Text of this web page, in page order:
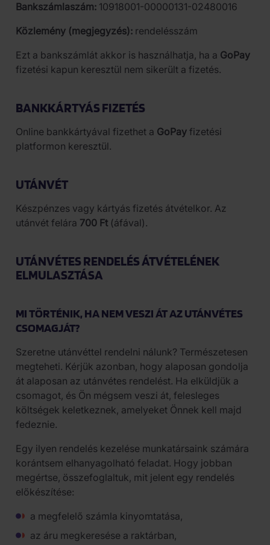
Bankszámlaszám: 10918001-00000131-02480016
Közlemény (megjegyzés): rendelésszám
Ezt a bankszámlát akkor is használhatja, ha a GoPay
fizetési kapun keresztül nem sikerült a fizetés.
BANKKÁRTYÁS FIZETÉS
Online bankkártyával fizethet a GoPay fizetési
platformon keresztül.
UTÁNVÉT
Készpénzes vagy kártyás fizetés átvételkor. Az
utánvét felára 700 Ft (áfával).
UTÁNVÉTES RENDELÉS ÁTVÉTELÉNEK
ELMULASZTÁSA
MI TÖRTÉNIK, HA NEM VESZI ÁT AZ UTÁNVÉTES
CSOMAGJÁT?
Szeretne utánvéttel rendelni nálunk? Természetesen
megteheti. Kérjük azonban, hogy alaposan gondolja
át alaposan az utánvétes rendelést. Ha elküldjük a
csomagot, és Ön mégsem veszi át, felesleges
költségek keletkeznek, amelyeket Önnek kell majd
fedeznie.
Egy ilyen rendelés kezelése munkatársaink számára
korántsem elhanyagolható feladat. Hogy jobban
megértse, összefoglaltuk, mit jelent egy rendelés
előkészítése:
a megfelelő számla kinyomtatása,
az áru megkeresése a raktárban,